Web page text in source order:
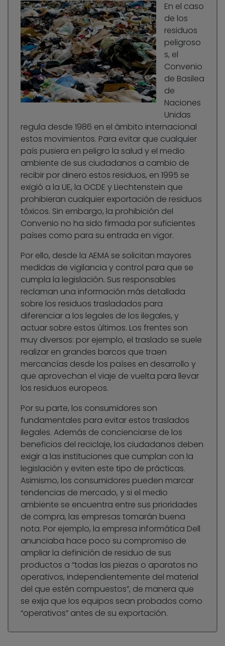
En el caso
de los
residuos
peligroso
s, el
Convenio
de Basilea
de
Naciones
Unidas
regula desde 1986 en el ámbito internacional
estos movimientos. Para evitar que cualquier
país pusiera en peligro la salud y el medio
ambiente de sus ciudadanos a cambio de
recibir por dinero estos residuos, en 1995 se
exigió a la UE, la OCDE y Liechtenstein que
prohibieran cualquier exportación de residuos
tóxicos. Sin embargo, la prohibición del
Convenio no ha sido firmada por suficientes
países como para su entrada en vigor.
Por ello, desde la AEMA se solicitan mayores
medidas de vigilancia y control para que se
cumpla la legislación. Sus responsables
reclaman una información más detallada
sobre los residuos trasladados para
diferenciar a los legales de los ilegales, y
actuar sobre estos últimos. Los frentes son
muy diversos: por ejemplo, el traslado se suele
realizar en grandes barcos que traen
mercancías desde los países en desarrollo y
que aprovechan el viaje de vuelta para llevar
los residuos europeos.
Por su parte, los consumidores son
fundamentales para evitar estos traslados
ilegales. Además de concienciarse de los
beneficios del reciclaje, los ciudadanos deben
exigir a las instituciones que cumplan con la
legislación y eviten este tipo de prácticas.
Asimismo, los consumidores pueden marcar
tendencias de mercado, y si el medio
ambiente se encuentra entre sus prioridades
de compra, las empresas tomarán buena
nota. Por ejemplo, la empresa informática Dell
anunciaba hace poco su compromiso de
ampliar la definición de residuo de sus
productos a “todas las piezas o aparatos no
operativos, independientemente del material
del que estén compuestos”, de manera que
se exija que los equipos sean probados como
“operativos” antes de su exportación.